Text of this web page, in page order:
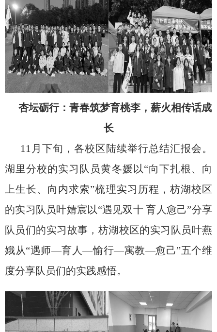
杏坛砺行：青春筑梦育桃李，薪火相传话成
长
11月下旬，各校区陆续举行总结汇报会。
湖里分校的实习队员黄冬媛以“向下扎根、向
上生长、向内求索”梳理实习历程，枋湖校区
的实习队员叶婧宸以“遇见双十 育人愈己”分享
队员们的实习故事，枋湖校区的实习队员叶燕
娥从“遇师—育人—愉行—寓教—愈己”五个维
度分享队员们的实践感悟。